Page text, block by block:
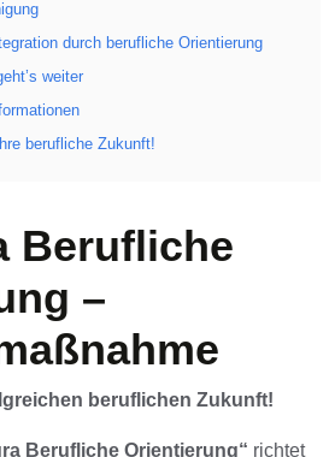
durch berufliche Orientierung
weiter
berufliche Zukunft!
Berufliche
–
beruflichen Zukunft!
Berufliche Orientierung“ richtet